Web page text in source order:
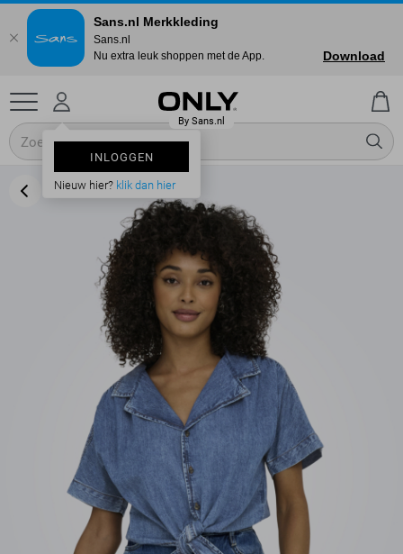
INLOGGEN
Nieuw hier? klik dan hier
Sans.nl Merkkleding
Sans.nl
Nu extra leuk shoppen met de App.
Download